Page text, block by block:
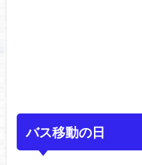
バス移動の日